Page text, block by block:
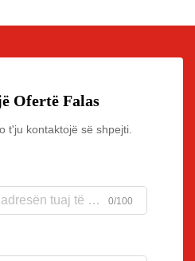
Ofertë Falas
t'ju kontaktojë së shpejti.
0/100